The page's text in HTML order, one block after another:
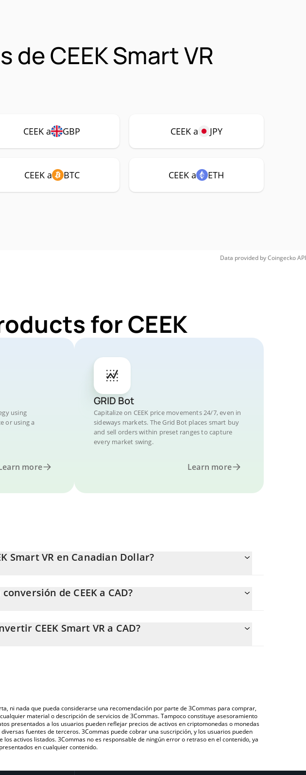
CEEK Smart VR
CEEK a GBP CEEK a JPY
CEEK a BTC CEEK a ETH
Data provided byCoingeckoAPI
for CEEK
using
or using a
more
GRID Bot
Capitalize on CEEK price movements 24/7, even in
sideways markets. The Grid Bot places smart buy
and sell orders within preset ranges to capture
every market swing.
Learn more
Smart VR en Canadian Dollar?
VR equivale a 0.00388613 CAD.
de CEEK a CAD?
ingresar la cantidad de CEEK Smart VR en el campo correspondiente, y el
a Canadian Dollar (CAD).
CEEK Smart VR a CAD?
ni nada que pueda considerarse una recomendación por parte de 3Commas para comprar,
material o descripción de servicios de 3Commas. Tampoco constituye asesoramiento
presentados a los usuarios pueden reflejar precios de activos en criptomonedas o monedas
fuentes de terceros. 3Commas puede cobrar una suscripción, y los usuarios pueden
activos listados. 3Commas no es responsable de ningún error o retraso en el contenido, ya
en cualquier contenido.